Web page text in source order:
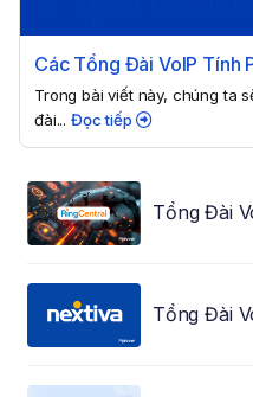
Các Tổng Đài VoIP Tính
Trong bài viết này, chúng ta
đài... Đọc tiếp
Tổng Đài
Tổng Đài